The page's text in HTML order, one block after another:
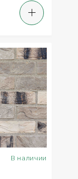
В наличии